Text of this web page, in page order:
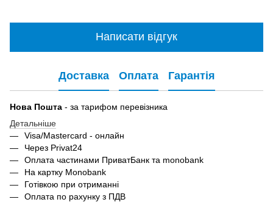
Написати відгук
Доставка Оплата Гарантія
Нова Пошта - за тарифом перевізника
Детальніше
Visa/Mastercard - онлайн
Через Privat24
Оплата частинами ПриватБанк та monobank
На картку Monobank
Готівкою при отриманні
Оплата по рахунку з ПДВ